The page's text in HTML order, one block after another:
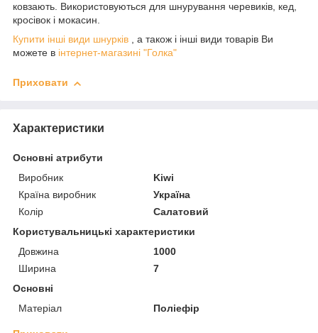
ковзають. Використовуються для шнурування черевиків, кед,
кросівок і мокасин.
Купити інші види шнурків , а також і інші види товарів Ви
можете в інтернет-магазині "Голка"
Приховати
Характеристики
Основні атрибути
Виробник
Kiwi
Країна виробник
Україна
Колір
Салатовий
Користувальницькі характеристики
Довжина
1000
Ширина
7
Основні
Матеріал
Поліефір